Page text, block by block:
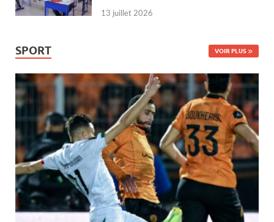
13 juillet 2026
SPORT VOIR PLUS